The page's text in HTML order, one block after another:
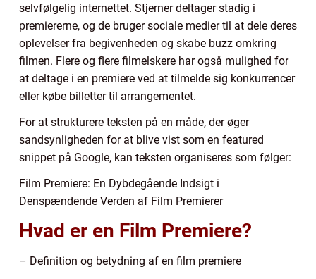
selvfølgelig internettet. Stjerner deltager stadig i
premiererne, og de bruger sociale medier til at dele deres
oplevelser fra begivenheden og skabe buzz omkring
filmen. Flere og flere filmelskere har også mulighed for
at deltage i en premiere ved at tilmelde sig konkurrencer
eller købe billetter til arrangementet.
For at strukturere teksten på en måde, der øger
sandsynligheden for at blive vist som en featured
snippet på Google, kan teksten organiseres som følger:
Film Premiere: En Dybdegående Indsigt i
Denspændende Verden af Film Premierer
Hvad er en Film Premiere?
– Definition og betydning af en film premiere